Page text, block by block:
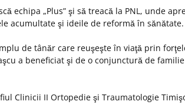
echipa „Plus” şi să treacă la PNL, unde
acumultate şi ideile de reformă în sănătate.
de tânăr care reuşeşte în viaţă prin
a beneficiat şi de o conjunctură de familie
Clinicii II Ortopedie şi Traumatologie